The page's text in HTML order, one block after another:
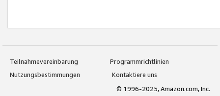
Teilnahmevereinbarung
Programmrichtlinien
Nutzungsbestimmungen
Kontaktiere uns
© 1996-2025, Amazon.com, Inc.